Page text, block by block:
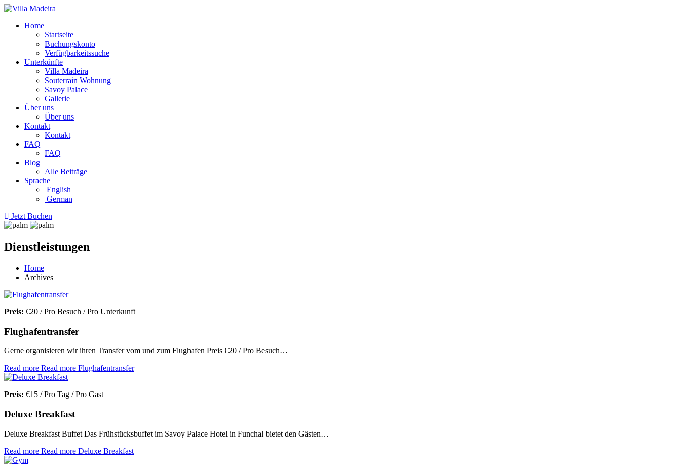
Home
Startseite
Buchungskonto
Verfügbarkeitssuche
Unterkünfte
Villa Madeira
Souterrain Wohnung
Savoy Palace
Gallerie
Über uns
Über uns
Kontakt
Kontakt
FAQ
FAQ
Blog
Alle Beiträge
Sprache
English
German
Jetzt Buchen
Dienstleistungen
Home
Archives
Preis: €20 / Pro Besuch / Pro Unterkunft
Flughafentransfer
Gerne organisieren wir ihren Transfer vom und zum Flughafen Preis €20 / Pro Besuch…
Read more Read more Flughafentransfer
Preis: €15 / Pro Tag / Pro Gast
Deluxe Breakfast
Deluxe Breakfast Buffet Das Frühstücksbuffet im Savoy Palace Hotel in Funchal bietet den Gästen…
Read more Read more Deluxe Breakfast